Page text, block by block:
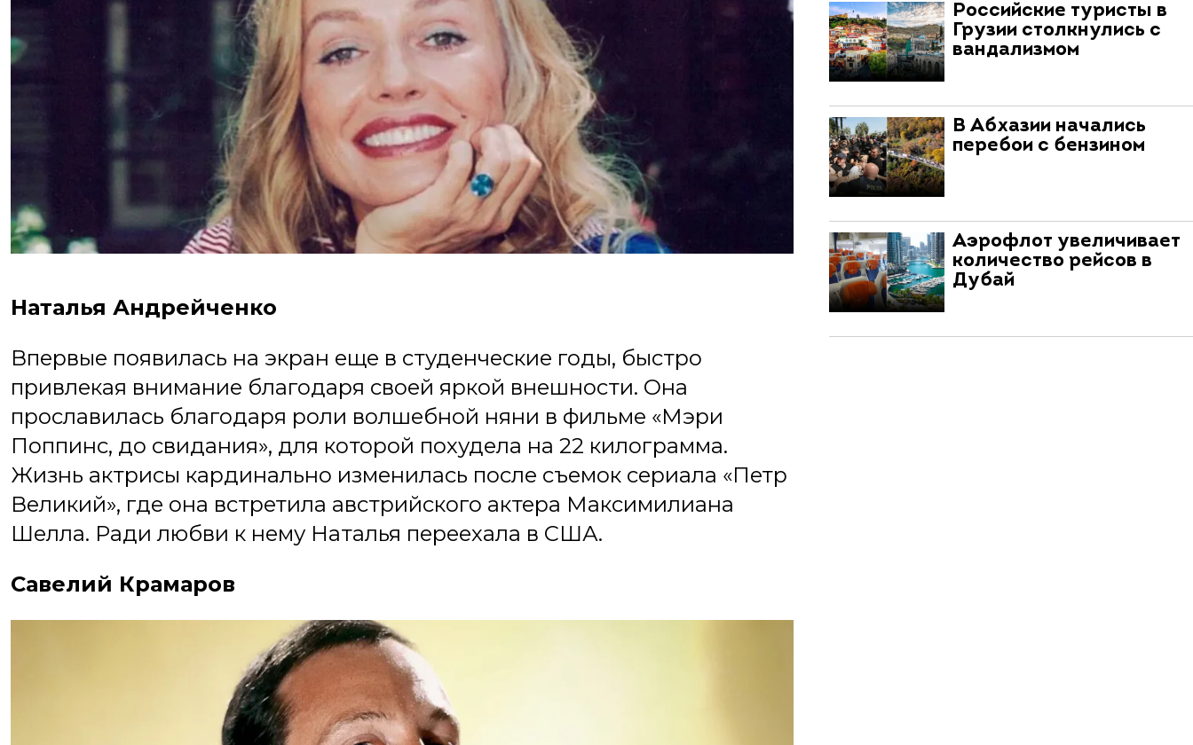
Наталья Андрейченко
Впервые появилаcь на экран еще в студенческие годы, быстро
привлекая внимание благодаря своей яркой внешности. Она
прославилась благодаря роли волшебной няни в фильме «Мэри
Поппинс, до свидания», для которой похудела на 22 килограмма.
Жизнь актрисы кардинально изменилась после съемок сериала «Петр
Великий», где она встретила австрийского актера Максимилиана
Шелла. Ради любви к нему Наталья переехала в США.
Савелий Крамаров
Российские туристы в
Грузии столкнулись с
вандализмом
В Абхазии начались
перебои с бензином
Аэрофлот увеличивает
количество рейсов в
Дубай